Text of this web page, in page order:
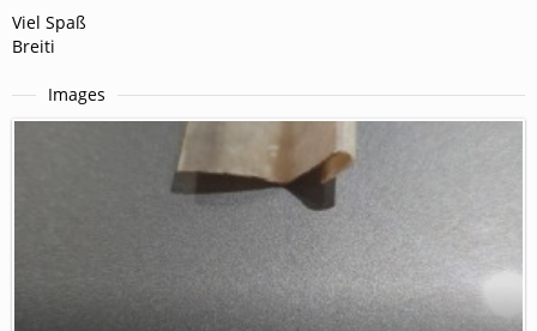
Viel Spaß
Breiti
Images